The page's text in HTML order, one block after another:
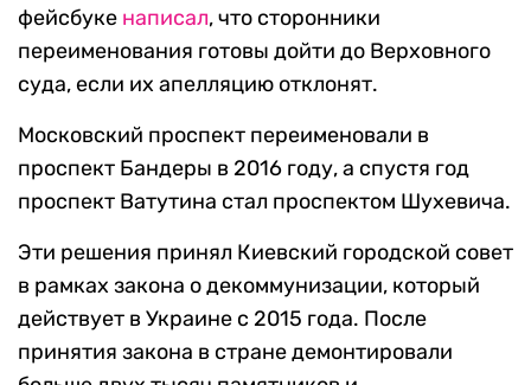
фейсбуке написал, что сторонники
переименования готовы дойти до Верховного
суда, если их апелляцию отклонят.
Московский проспект переименовали в
проспект Бандеры в 2016 году, а спустя год
проспект Ватутина стал проспектом Шухевича.
Эти решения принял Киевский городской совет
в рамках закона о декоммунизации, который
действует в Украине с 2015 года. После
принятия закона в стране демонтировали